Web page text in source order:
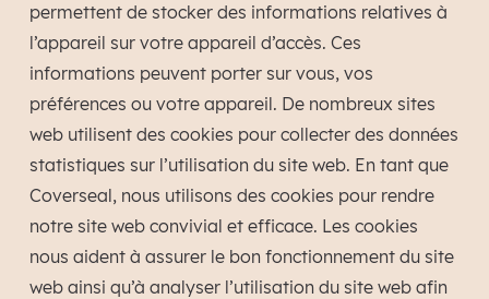
permettent de stocker des informations relatives à
l’appareil sur votre appareil d’accès. Ces
informations peuvent porter sur vous, vos
préférences ou votre appareil. De nombreux sites
web utilisent des cookies pour collecter des données
statistiques sur l’utilisation du site web. En tant que
Coverseal, nous utilisons des cookies pour rendre
notre site web convivial et efficace. Les cookies
nous aident à assurer le bon fonctionnement du site
web ainsi qu’à analyser l’utilisation du site web afin